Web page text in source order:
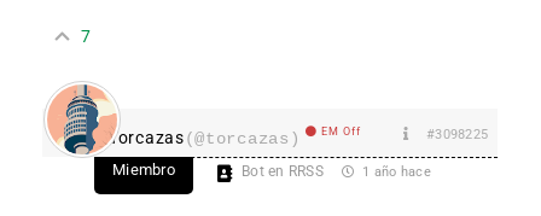
7
Torcazas(@torcazas) EM Off #3098225
Miembro Bot en RRSS 1 año hace